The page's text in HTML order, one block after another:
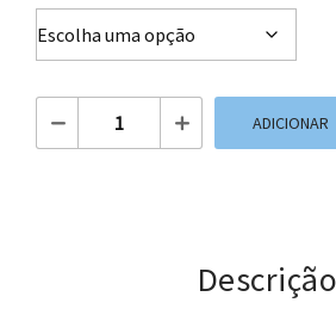
Quantidade de Carimbo Oval
ADICIONAR
Descrição